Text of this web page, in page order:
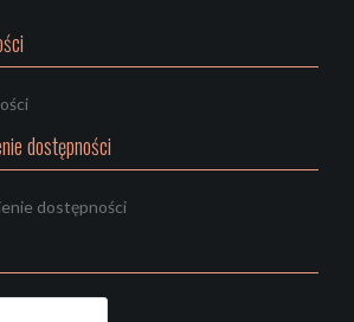
dostępności
dostępności